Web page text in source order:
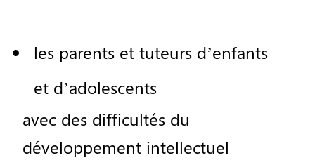
les parents et tuteurs d’enfants
et d’adolescents
avec des difficultés du
développement intellectuel